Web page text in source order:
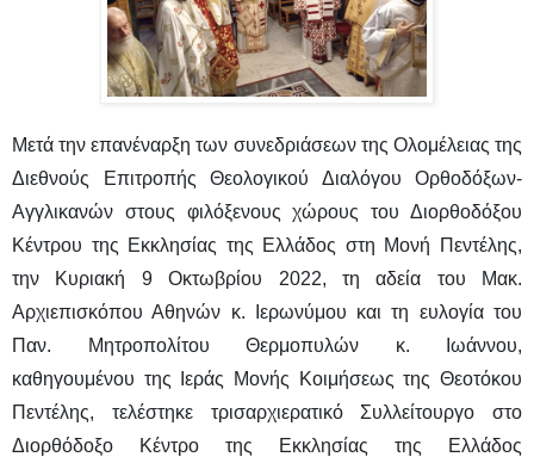
Μετά την επανέναρξη των συνεδριάσεων της Ολομέλειας της
Διεθνούς Επιτροπής Θεολογικού Διαλόγου Ορθοδόξων-
Αγγλικανών στους φιλόξενους χώρους του Διορθοδόξου
Κέντρου της Εκκλησίας της Ελλάδος στη Μονή Πεντέλης,
την Κυριακή 9 Οκτωβρίου 2022, τη αδεία του Μακ.
Αρχιεπισκόπου Αθηνών κ. Ιερωνύμου και τη ευλογία του
Παν. Μητροπολίτου Θερμοπυλών κ. Ιωάννου,
καθηγουμένου της Ιεράς Μονής Κοιμήσεως της Θεοτόκου
Πεντέλης, τελέστηκε τρισαρχιερατικό Συλλείτουργο στο
Διορθόδοξο Κέντρο της Εκκλησίας της Ελλάδος